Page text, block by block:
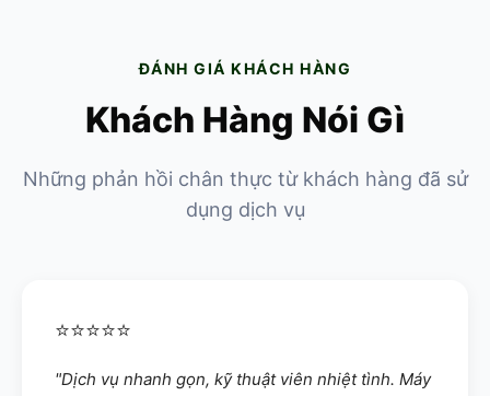
ĐÁNH GIÁ KHÁCH HÀNG
Khách Hàng Nói Gì
Những phản hồi chân thực từ khách hàng đã sử
dụng dịch vụ
⭐⭐⭐⭐⭐
"Dịch vụ nhanh gọn, kỹ thuật viên nhiệt tình. Máy